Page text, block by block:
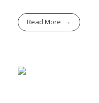
Read More